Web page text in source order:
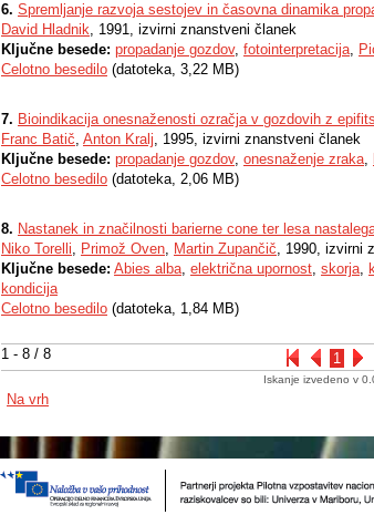
1 - 8 / 8 1
6. Spremljanje razvoja sestojev in časovna dinamika
David Hladnik, 1991, izvirni znanstveni članek
Ključne besede: propadanje gozdov, fotointerpretacija,
Celotno besedilo (datoteka, 3,22 MB)
7. Bioindikacija onesnaženosti ozračja v gozdovih z
Franc Batič, Anton Kralj, 1995, izvirni znanstveni članek
Ključne besede: propadanje gozdov, onesnaženje zraka,
Celotno besedilo (datoteka, 2,06 MB)
8. Nastanek in značilnosti barierne cone ter lesa
Niko Torelli, Primož Oven, Martin Zupančič, 1990, izvirni
Ključne besede: Abies alba, električna upornost, skorja,
kondicija
Celotno besedilo (datoteka, 1,84 MB)
Iskanje izvedeno v
Na vrh